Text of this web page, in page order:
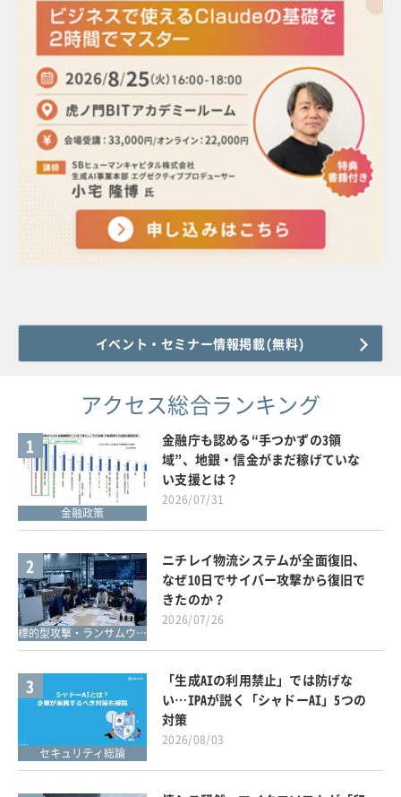
イベント・セミナー情報掲載(無料)
アクセス総合ランキング
1
金融政策
金融庁も認める“手つかずの3領
域”、地銀・信金がまだ稼げていな
い支援とは？
2026/07/31
2
標的型攻撃・ランサムウェア対策
ニチレイ物流システムが全面復旧、
なぜ10日でサイバー攻撃から復旧で
きたのか？
2026/07/26
3
セキュリティ総論
「生成AIの利用禁止」では防げな
い…IPAが説く「シャドーAI」5つの
対策
2026/08/03